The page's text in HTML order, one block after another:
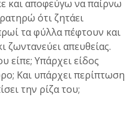
και αποφεύγω να παίρνω
ότι ζητάει
τα φύλλα πέφτουν και
ζωντανεύει απευθείας.
είπε; Υπάρχει είδος
Και υπάρχει περίπτωση
την ρίζα του;